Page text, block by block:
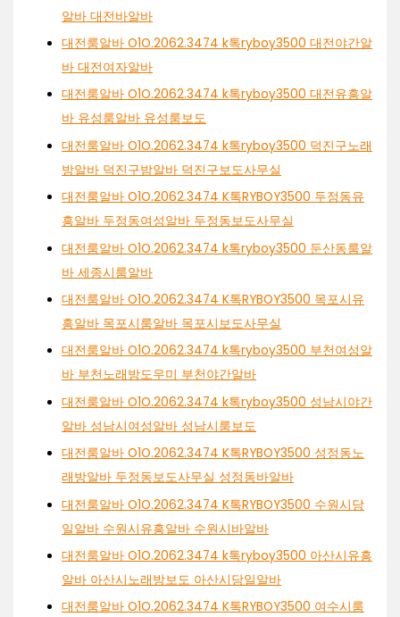
알바 대전바알바
대전룸알바 O1O.2062.3474 k톡ryboy3500 대전야간알
바 대전여자알바
대전룸알바 O1O.2062.3474 k톡ryboy3500 대전유흥알
바 유성룸알바 유성룸보도
대전룸알바 O1O.2062.3474 k톡ryboy3500 덕진구노래
방알바 덕진구밤알바 덕진구보도사무실
대전룸알바 O1O.2062.3474 K톡RYBOY3500 두정동유
흥알바 두정동여성알바 두정동보도사무실
대전룸알바 O1O.2062.3474 k톡ryboy3500 둔산동룸알
바 세종시룸알바
대전룸알바 O1O.2062.3474 K톡RYBOY3500 목포시유
흥알바 목포시룸알바 목포시보도사무실
대전룸알바 O1O.2062.3474 k톡ryboy3500 부천여성알
바 부천노래방도우미 부천야간알바
대전룸알바 O1O.2062.3474 k톡ryboy3500 성남시야간
알바 성남시여성알바 성남시룸보도
대전룸알바 O1O.2062.3474 K톡RYBOY3500 성정동노
래방알바 두정동보도사무실 성정동바알바
대전룸알바 O1O.2062.3474 K톡RYBOY3500 수원시당
일알바 수원시유흥알바 수원시바알바
대전룸알바 O1O.2062.3474 k톡ryboy3500 아산시유흥
알바 아산시노래방보도 아산시당일알바
대전룸알바 O1O.2062.3474 K톡RYBOY3500 여수시룸